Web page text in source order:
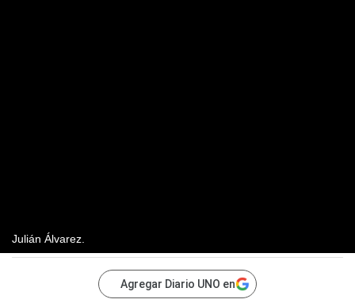
Julián Álvarez.
Agregar Diario UNO en